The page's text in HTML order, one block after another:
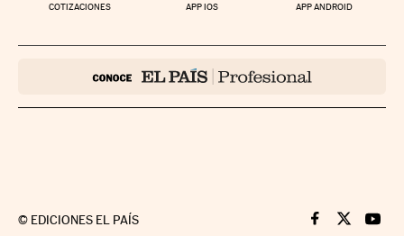
COTIZACIONES APP IOS APP ANDROID
© EDICIONES EL PAÍS Cinco Días en
Cinco Días
Cinco